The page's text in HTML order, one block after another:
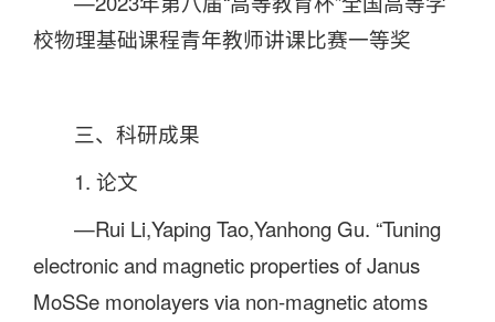
校物理基础课程青年教师讲课比赛一等奖
三、科研成果
1. 论文
—Rui Li,Yaping Tao,Yanhong Gu. “Tuning
electronic and magnetic properties of Janus
MoSSe monolayers via non-magnetic atoms